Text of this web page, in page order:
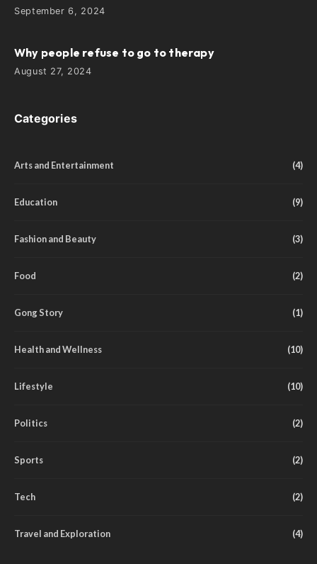
September 6, 2024
Why people refuse to go to therapy
August 27, 2024
Categories
Arts and Entertainment (4)
Education (9)
Fashion and Beauty (3)
Food (2)
Gong Story (1)
Health and Wellness (10)
Lifestyle (10)
Politics (2)
Sports (2)
Tech (2)
Travel and Exploration (4)